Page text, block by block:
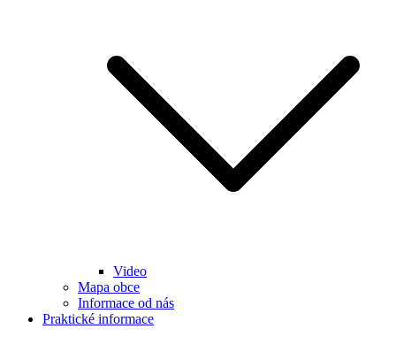
Video
Mapa obce
Informace od nás
Praktické informace